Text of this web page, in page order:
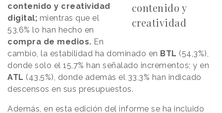
contenido y
creatividad
contenido y creatividad
digital; mientras que el
53,6% lo han hecho en
compra de medios. En
cambio, la estabilidad ha dominado en BTL (54,3%),
donde solo el 15,7% han señalado incrementos; y en
ATL (43,5%), donde además el 33,3% han indicado
descensos en sus presupuestos.
Además, en esta edición del informe se ha incluido